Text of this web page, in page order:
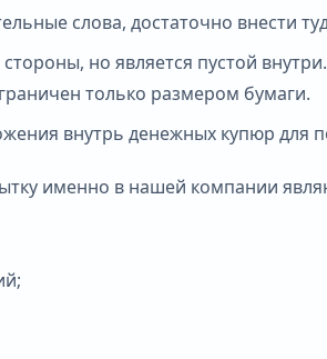
слова, достаточно внести
но является пустой
только размером бумаги.
внутрь денежных купюр для
именно в нашей компании